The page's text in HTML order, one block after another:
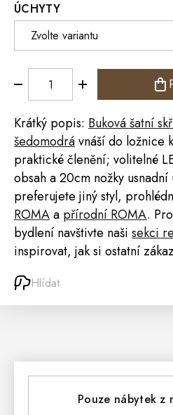
ÚCHYTY
Krátký popis: Buková šatní
šedomodrávnáší do ložnice
praktické členění; volitelné
obsah a 20cm nožky usnadní
preferujete jiný styl,
ROMAa přírodní ROMA.
bydlení navštivte naši sekci
inspirovat, jak si ostatní
Hlídat
Pouze nábytek z